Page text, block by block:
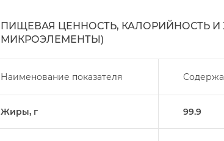
ПИЩЕВАЯ ЦЕННОСТЬ, КАЛОРИЙНОСТЬ
МИКРОЭЛЕМЕНТЫ)
Наименование показателя
Жиры, 99.9